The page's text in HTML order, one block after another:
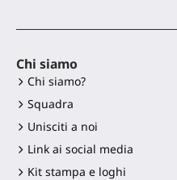
Chi siamo
Chi siamo?
Squadra
Unisciti a noi
Link ai social media
Kit stampa e loghi